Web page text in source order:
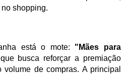
shopping.
está o mote: "Mães para
busca reforçar a premiação
de compras. A principal